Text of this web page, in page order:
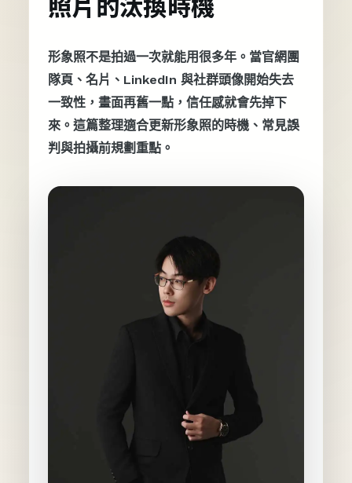
形象照不是拍過一次就能用很多年。當官網團
隊頁、名片、LinkedIn 與社群頭像開始失去
一致性，畫面再舊一點，信任感就會先掉下
來。這篇整理適合更新形象照的時機、常見誤
判與拍攝前規劃重點。